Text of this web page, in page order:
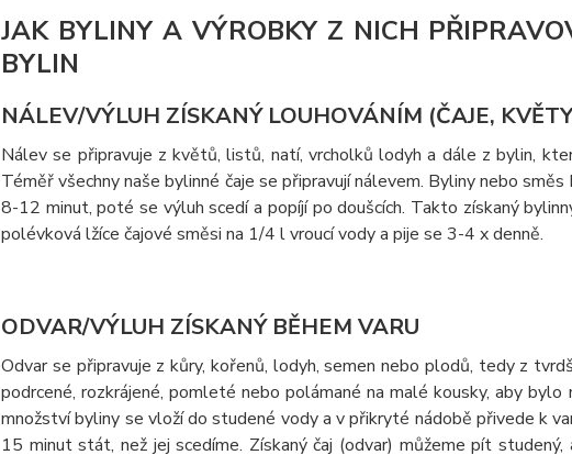
JAK BYLINY A VÝROBKY Z NICH
BYLIN
NÁLEV/VÝLUH ZÍSKANÝ LOUHOVÁNÍM (ČAJE,
Nálev se připravuje z květů, listů, natí, vrcholků lodyh a dále z bylin,
Téměř všechny naše bylinné čaje se připravují nálevem. Byliny nebo
8-12 minut, poté se výluh scedí a popíjí po doušcích. Takto získaný
polévková lžíce čajové směsi na 1/4 l vroucí vody a pije se 3-4 x denně.
ODVAR/VÝLUH ZÍSKANÝ BĚHEM VARU
Odvar se připravuje z kůry, kořenů, lodyh, semen nebo plodů, tedy z
podrcené, rozkrájené, pomleté nebo polámané na malé kousky, aby
množství byliny se vloží do studené vody a v přikryté nádobě přivede k
15 minut stát, než jej scedíme. Získaný čaj (odvar) můžeme pít